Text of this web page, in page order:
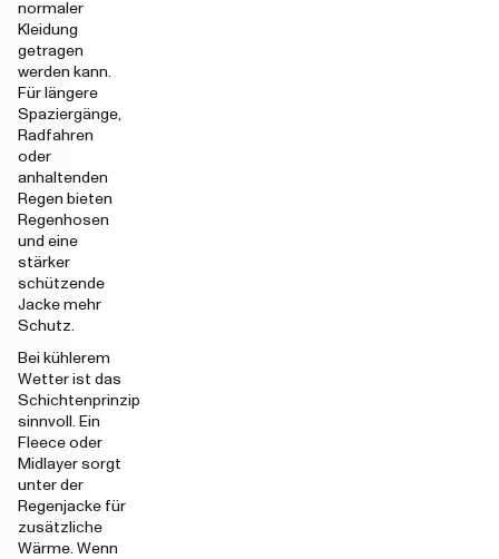
normaler
Kleidung
getragen
werden kann.
Für längere
Spaziergänge,
Radfahren
oder
anhaltenden
Regen bieten
Regenhosen
und eine
stärker
schützende
Jacke mehr
Schutz.
Bei kühlerem
Wetter ist das
Schichtenprinzip
sinnvoll. Ein
Fleece oder
Midlayer sorgt
unter der
Regenjacke für
zusätzliche
Wärme. Wenn